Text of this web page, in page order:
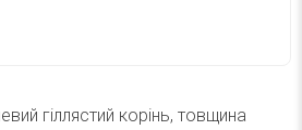
гіллястий корінь, товщина